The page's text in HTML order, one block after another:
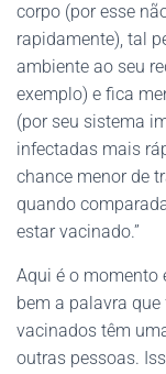
corpo (por esse
rapidamente), tal
ambiente ao seu
exemplo) e fica
(por seu sistema
infectadas mais
chance menor de
quando
estar vacinado.”
Aqui é o momento
bem a palavra
vacinados têm
outras pessoas.